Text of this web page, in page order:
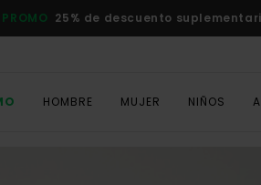
PROMO 25% de descuento
HOMBRE MUJER NIÑOS